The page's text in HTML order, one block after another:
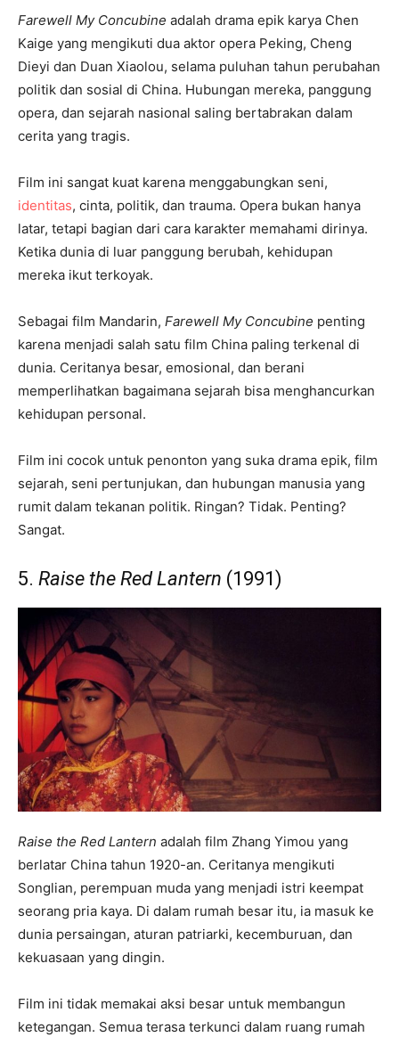
Farewell My Concubine adalah drama epik karya Chen
Kaige yang mengikuti dua aktor opera Peking, Cheng
Dieyi dan Duan Xiaolou, selama puluhan tahun perubahan
politik dan sosial di China. Hubungan mereka, panggung
opera, dan sejarah nasional saling bertabrakan dalam
cerita yang tragis.
Film ini sangat kuat karena menggabungkan seni,
identitas, cinta, politik, dan trauma. Opera bukan hanya
latar, tetapi bagian dari cara karakter memahami dirinya.
Ketika dunia di luar panggung berubah, kehidupan
mereka ikut terkoyak.
Sebagai film Mandarin, Farewell My Concubine penting
karena menjadi salah satu film China paling terkenal di
dunia. Ceritanya besar, emosional, dan berani
memperlihatkan bagaimana sejarah bisa menghancurkan
kehidupan personal.
Film ini cocok untuk penonton yang suka drama epik, film
sejarah, seni pertunjukan, dan hubungan manusia yang
rumit dalam tekanan politik. Ringan? Tidak. Penting?
Sangat.
5. Raise the Red Lantern (1991)
Raise the Red Lantern adalah film Zhang Yimou yang
berlatar China tahun 1920-an. Ceritanya mengikuti
Songlian, perempuan muda yang menjadi istri keempat
seorang pria kaya. Di dalam rumah besar itu, ia masuk ke
dunia persaingan, aturan patriarki, kecemburuan, dan
kekuasaan yang dingin.
Film ini tidak memakai aksi besar untuk membangun
ketegangan. Semua terasa terkunci dalam ruang rumah